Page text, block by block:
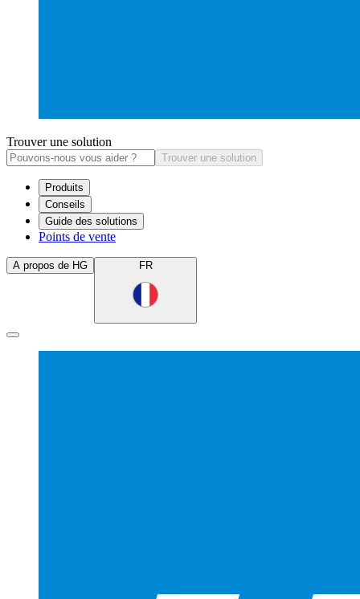
Trouver une solution
Trouver une solution
Produits
Conseils
Guide des solutions
Points de vente
A propos de HG FR